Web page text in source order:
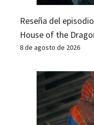
Reseña del
House of the
8 de agosto de 2026